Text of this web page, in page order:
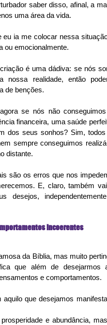
saber disso, afinal, a
uma área da vida.
eu ia me colocar nessa
ou emocionalmente.
é uma dádiva: se nós
nossa realidade, então
de benções.
se nós não
financeira, uma saúde
dos seus sonhos? Sim, todos
sempre conseguimos
distante.
são os erros que nos
E, claro, também
desejos,
Incoerentes
da Bíblia, mas muito
que além de desejarmos
e comportamentos.
que desejamos
e abundância,